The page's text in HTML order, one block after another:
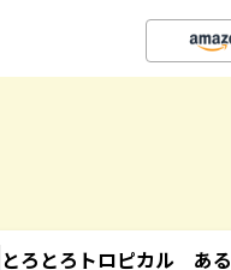
とろとろトロピカル あ